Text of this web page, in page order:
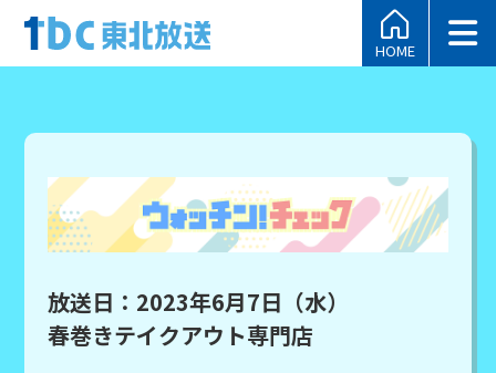
HOME
放送日：2023年6月7日（水）
春巻きテイクアウト専門店